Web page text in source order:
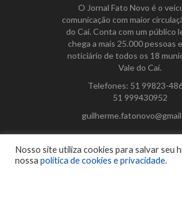
O Jornal Fato Novo é o
comunicação com maior
do Caí. Conta com um público
chega a mais 25.000 pessoas
noticiário de todos os 18
Vale do Caí.
Telefones: 51 99823-
51 999430952
Facebook
Instagram
Twitter
Nosso site utiliza cookies para salvar seu
nossa política de cookies e privacidade.